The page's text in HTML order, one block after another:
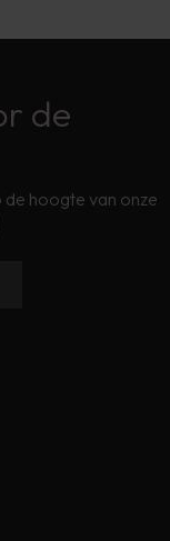
de
hoogte van onze